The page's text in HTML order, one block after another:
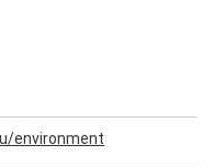
environment